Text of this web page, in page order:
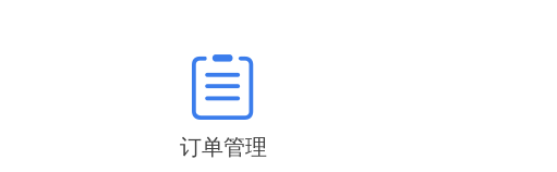
订单管理